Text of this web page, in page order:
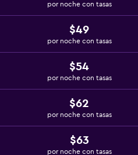
por noche con tasas
$49
por noche con tasas
$54
por noche con tasas
$62
por noche con tasas
$63
por noche con tasas